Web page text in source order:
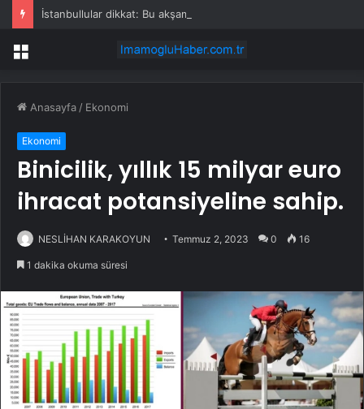
İstanbullular dikkat: Bu akşam aniden bastırabilir!
Menü
Anasayfa / Ekonomi
Ekonomi
Binicilik, yıllık 15 milyar euro
ihracat potansiyeline sahip.
NESLİHAN KARAKOYUN Temmuz 2, 2023 0 16
1 dakika okuma süresi